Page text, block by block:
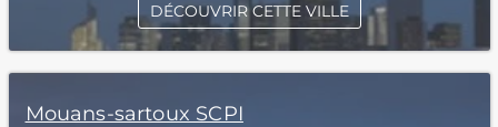
DÉCOUVRIR CETTE VILLE
Mouans-sartoux SCPI